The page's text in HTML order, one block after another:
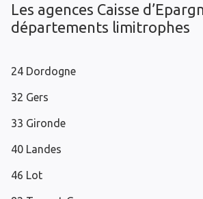
Les agences Caisse
départements limitrophes
24 Dordogne
32 Gers
33 Gironde
40 Landes
46 Lot